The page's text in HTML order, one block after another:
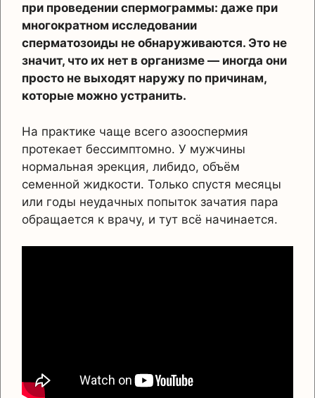
при проведении спермограммы: даже при
многократном исследовании
сперматозоиды не обнаруживаются. Это не
значит, что их нет в организме — иногда они
просто не выходят наружу по причинам,
которые можно устранить.
На практике чаще всего азооспермия
протекает бессимптомно. У мужчины
нормальная эрекция, либидо, объём
семенной жидкости. Только спустя месяцы
или годы неудачных попыток зачатия пара
обращается к врачу, и тут всё начинается.